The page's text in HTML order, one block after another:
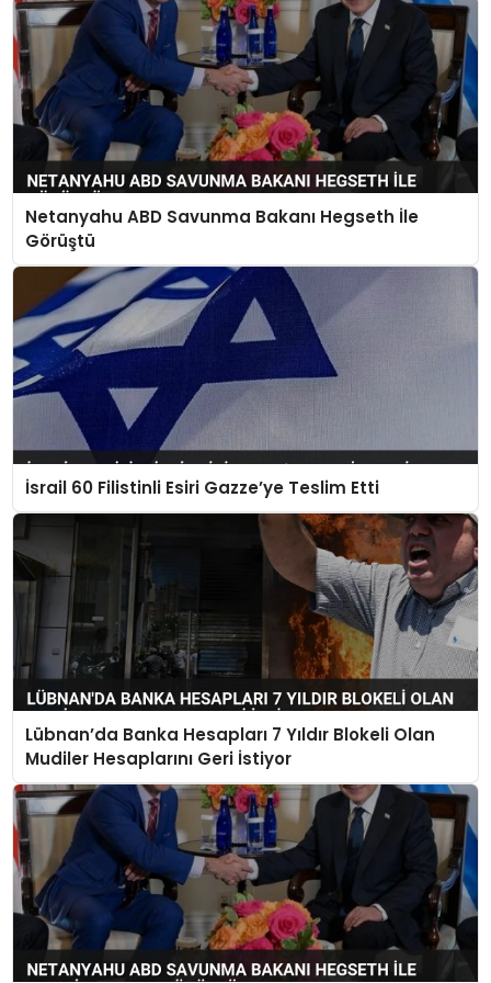
Netanyahu ABD Savunma Bakanı Hegseth İle
Görüştü
İsrail 60 Filistinli Esiri Gazze’ye Teslim Etti
Lübnan’da Banka Hesapları 7 Yıldır Blokeli Olan
Mudiler Hesaplarını Geri İstiyor